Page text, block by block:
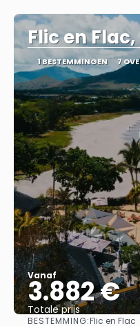
Flic en
1 BESTEMMINGEN 7
Vanaf
3.882 €
Totale prijs
BESTEMMING:Flic en Flac